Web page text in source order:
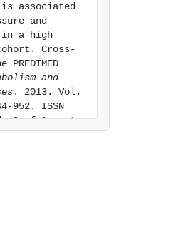
is associated
and
in a high
Cross-
and
. 2013. Vol.
952. ISSN
8 of August
53072